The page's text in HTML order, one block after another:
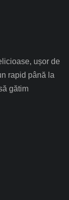
ușor de
rapid până la
gătim